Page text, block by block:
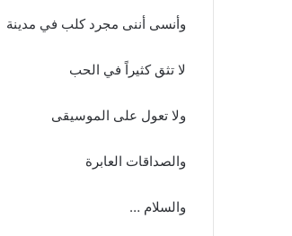
وأنسى أننى مجرد كلب في مدينة
لا تثق كثيراً في الحب
ولا تعول على الموسيقى
والصداقات العابرة
والسلام …